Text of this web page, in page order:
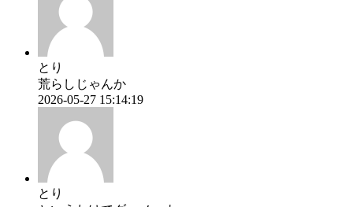
とり
荒らしじゃんか
2026-05-27 15:14:19
とり